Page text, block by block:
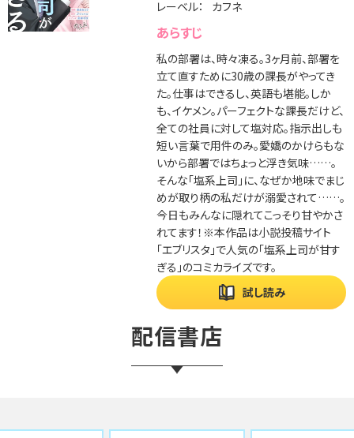
レーベル：
カフネ
あらすじ
私の部署は、時々凍る。3ヶ月前、部署を
立て直すために30歳の課長がやってき
た。仕事はできるし、英語も堪能。しか
も、イケメン。パーフェクトな課長だけど、
全ての社員に対して塩対応。指示出しも
短い言葉で用件のみ。愛嬌のかけらもな
いから部署ではちょっと浮き気味……。
そんな「塩系上司」に、なぜか地味でまじ
めが取り柄の私だけが溺愛されて……。
今日もみんなに隠れてこっそり甘やかさ
れてます！※本作品は小説投稿サイト
「エブリスタ」で人気の「塩系上司が甘す
ぎる」のコミカライズです。
試し読み
配信書店